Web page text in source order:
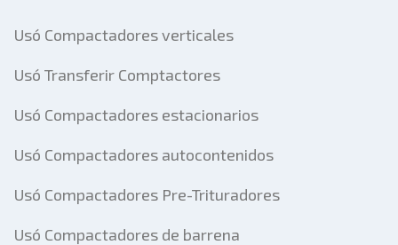
Usó Compactadores verticales
Usó Transferir Comptactores
Usó Compactadores estacionarios
Usó Compactadores autocontenidos
Usó Compactadores Pre-Trituradores
Usó Compactadores de barrena